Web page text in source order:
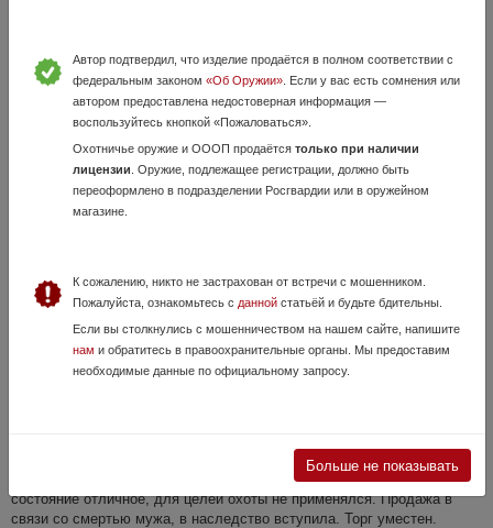
15 Июля, в 13:26
Воронежская область, Воронеж
Продам ИЖ-12 1969 г.в. Экспорт. В идеальном состоянии. Стволы
зеркало. Дерево оригинал в идеальном состоянии. Паспорт в
Воронежская область, Воронеж
Оружие ИЖ-18МН, кл. 308 win (7,62х54), №031806537, 2003г.в,
состояние отличное, для целей охоты не применялся. Продажа в
связи со смертью мужа, в наследство вступила. Торг уместен.
Автор подтвердил, что изделие продаётся в полном соответствии с
федеральным законом «Об Оружии». Если у вас есть сомнения или
автором предоставлена недостоверная информация —
воспользуйтесь кнопкой «Пожаловаться».
Охотничье оружие и ОООП продаётся только при наличии
лицензии . Оружие, подлежащее регистрации, должно быть
переоформлено в подразделении Росгвардии или в оружейном
магазине.
К сожалению, никто не застрахован от встречи с мошенником.
Пожалуйста, ознакомьтесь с даннойстатьёй и будьте бдительны.
Если вы столкнулись с мошенничеством на нашем сайте, напишите
нам и обратитесь в правоохранительные органы. Мы предоставим
необходимые данные по официальному запросу.
Больше не показывать